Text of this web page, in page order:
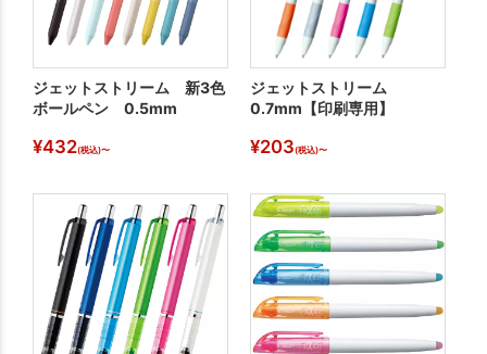
ジェットストリーム 新3色
ボールペン 0.5mm
¥432(税込)〜
ジェットストリーム
0.7mm【印刷専用】
¥203(税込)〜